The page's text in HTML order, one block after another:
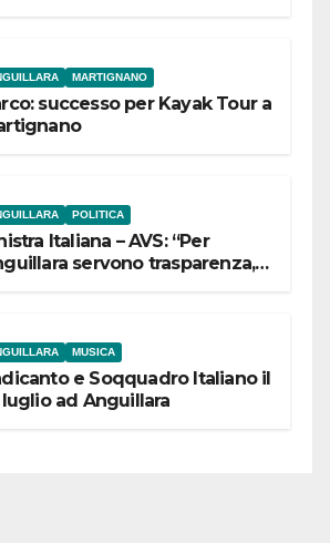
MARTIGNANO
successo per Kayak Tour a
POLITICA
Italiana – AVS: “Per
servono trasparenza,
MUSICA
e Soqquadro Italiano il
luglio ad Anguillara